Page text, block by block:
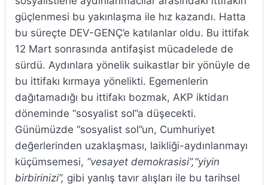
güçlenmesi bu yakınlaşma ile hız kazandı. Hatta
bu süreçte DEV-GENÇ’e katılanlar oldu. Bu ittifak
12 Mart sonrasında antifaşist mücadelede de
sürdü. Aydınlara yönelik suikastlar bir yönüyle de
bu ittifakı kırmaya yönelikti. Egemenlerin
dağıtamadığı bu ittifakı bozmak, AKP iktidarı
döneminde “sosyalist sol”a düşecekti.
Günümüzde “sosyalist sol”un, Cumhuriyet
değerlerinden uzaklaşması, laikliği-aydınlanmayı
küçümsemesi, “vesayet demokrasisi”,“yiyin
birbirinizi”, gibi yanlış tavır alışları ile bu tarihsel